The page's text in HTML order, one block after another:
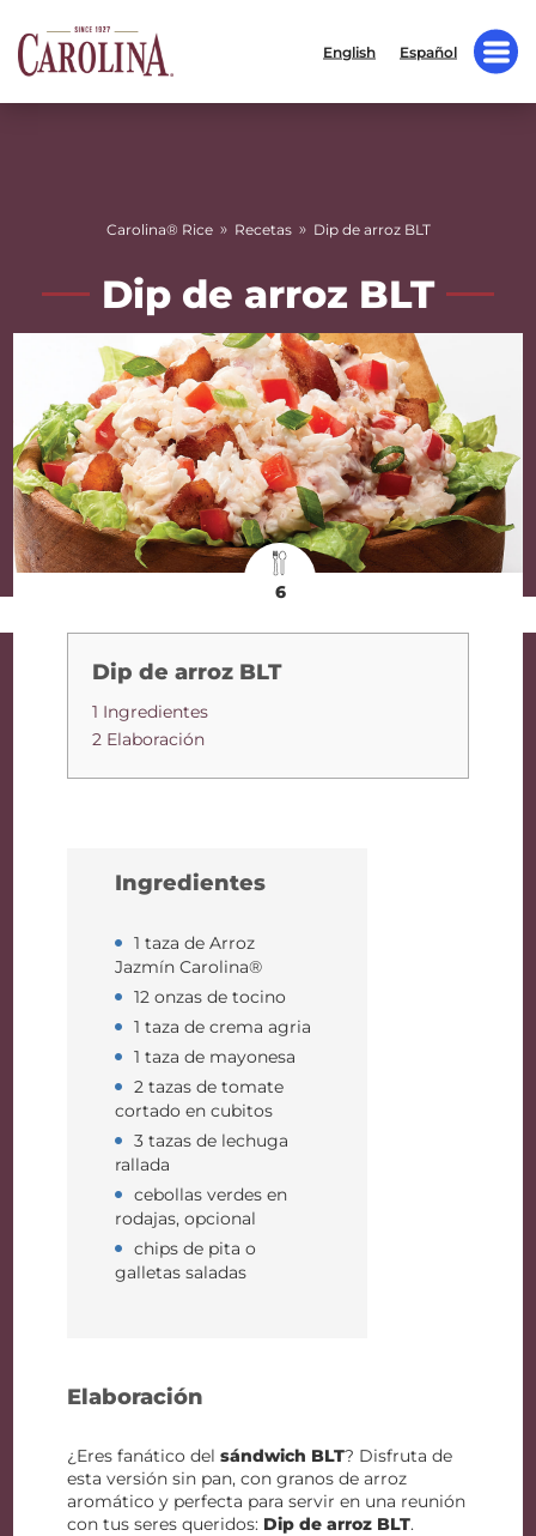
English Español
Carolina® Rice » Recetas » Dip de arroz BLT
Dip de arroz BLT
6
Dip de arroz BLT
1 Ingredientes
2 Elaboración
Ingredientes
1 taza de Arroz
Jazmín Carolina®
12 onzas de tocino
1 taza de crema agria
1 taza de mayonesa
2 tazas de tomate
cortado en cubitos
3 tazas de lechuga
rallada
cebollas verdes en
rodajas, opcional
chips de pita o
galletas saladas
Elaboración
¿Eres fanático delsándwich BLT? Disfruta de
esta versión sin pan, con granos de arroz
aromático y perfecta para servir en una reunión
con tus seres queridos: Dip de arroz BLT.